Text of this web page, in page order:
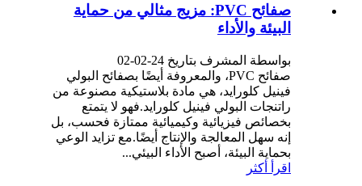
صفائح PVC: مزيج مثالي من حماية
البيئة والأداء
بواسطة المشرف بتاريخ 24-02-02
صفائح PVC، والمعروفة أيضًا بصفائح البولي
فينيل كلورايد، هي مادة بلاستيكية مصنوعة من
راتنجات البولي فينيل كلورايد.فهو لا يتمتع
بخصائص فيزيائية وكيميائية ممتازة فحسب، بل
إنه سهل المعالجة والإنتاج أيضًا.مع تزايد الوعي
بحماية البيئة، أصبح الأداء البيئي...
اقرأ أكثر